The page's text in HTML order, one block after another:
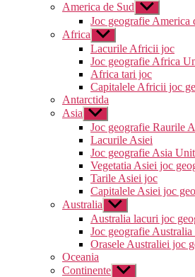
America de Sud Arată
submeniul
Joc geografie America
Africa Arată
submeniul
Lacurile Africii joc
Joc geografie Africa
Africa tari joc
Capitalele Africii joc
Antarctida
Asia Arată
submeniul
Joc geografie Raurile
Lacurile Asiei
Joc geografie Asia
Vegetatia Asiei joc
Tarile Asiei joc
Capitalele Asiei joc
Australia Arată
submeniul
Australia lacuri joc
Joc geografie
Orasele Australiei joc
Oceania
Continente Arată